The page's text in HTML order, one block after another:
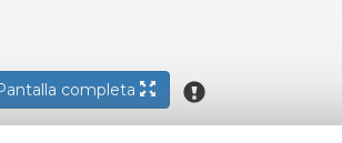
completa